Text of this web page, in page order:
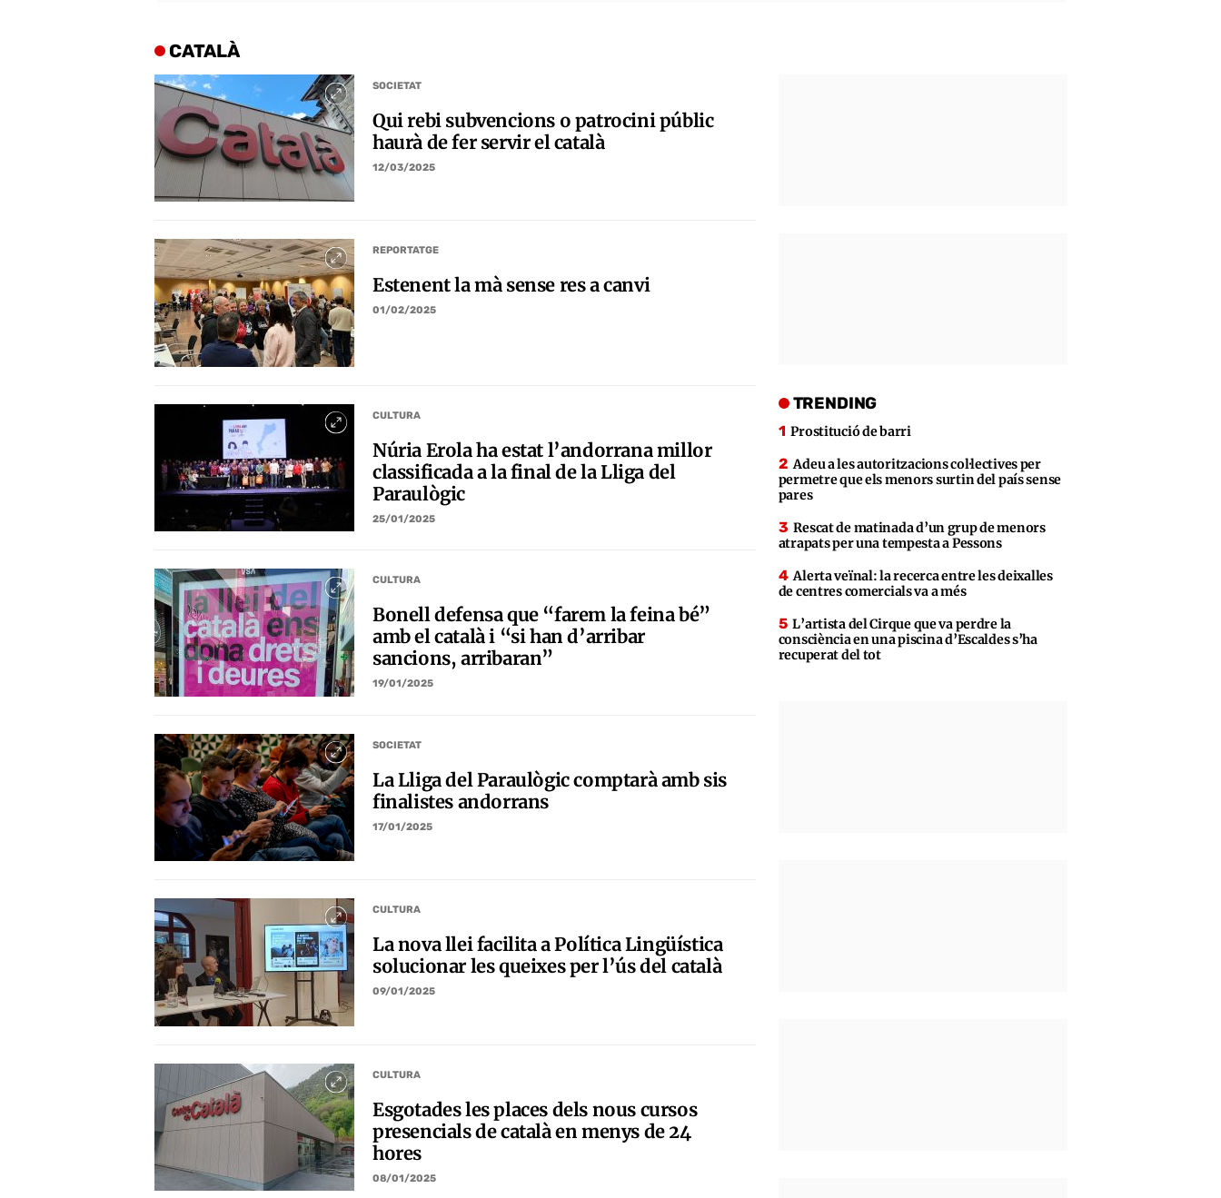
CATALÀ
SOCIETAT
Qui rebi subvencions o patrocini públic
haurà de fer servir el català
12/03/2025
REPORTATGE
Estenent la mà sense res a canvi
01/02/2025
CULTURA
Núria Erola ha estat l’andorrana millor
classificada a la final de la Lliga del
Paraulògic
25/01/2025
CULTURA
Bonell defensa que “farem la feina bé”
amb el català i “si han d’arribar
sancions, arribaran”
19/01/2025
SOCIETAT
La Lliga del Paraulògic comptarà amb sis
finalistes andorrans
17/01/2025
CULTURA
La nova llei facilita a Política Lingüística
solucionar les queixes per l’ús del català
09/01/2025
CULTURA
Esgotades les places dels nous cursos
presencials de català en menys de 24
hores
08/01/2025
TRENDING
Prostitució de barri
Adeu a les autoritzacions col·lectives per
permetre que els menors surtin del país sense
pares
Rescat de matinada d’un grup de menors
atrapats per una tempesta a Pessons
Alerta veïnal: la recerca entre les deixalles
de centres comercials va a més
L’artista del Cirque que va perdre la
consciència en una piscina d’Escaldes s’ha
recuperat del tot